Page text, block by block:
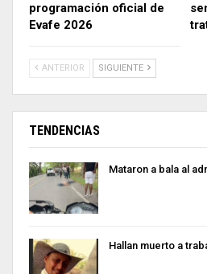
programación oficial de
Evafe 2026
ANTERIOR SIGUIENTE
TENDENCIAS
Mataron a bala al
Hallan muerto a